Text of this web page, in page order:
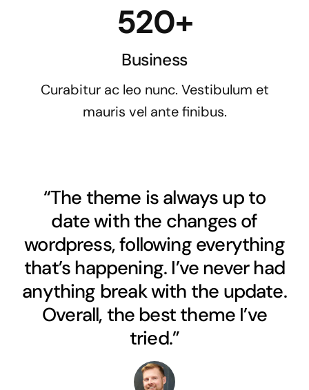
520+
Business
Curabitur ac leo nunc. Vestibulum et
mauris vel ante finibus.
“The theme is always up to
date with the changes of
wordpress, following everything
that’s happening. I’ve never had
anything break with the update.
Overall, the best theme I’ve
tried.”